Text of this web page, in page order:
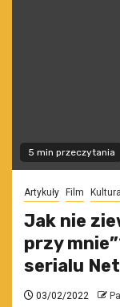
5 min przeczytania
Artykuły Film Kultura
Jak nie
przy
serialu
03/02/2022